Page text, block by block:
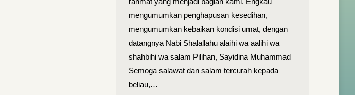
mengumumkan penghapusan kesedihan,
mengumumkan kebaikan kondisi umat, dengan
datangnya Nabi Shalallahu alaihi wa aalihi wa
shahbihi wa salam Pilihan, Sayidina Muhammad
Semoga salawat dan salam tercurah kepada
beliau,…